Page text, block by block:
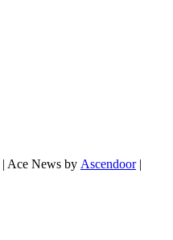
| Ace News by Ascendoor|